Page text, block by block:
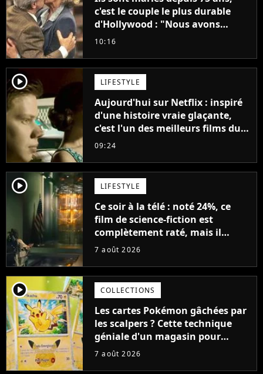
c'est le couple le plus durable
d'Hollywood : "Nous avons
avancé jour après jour, et les
décennies"
10:16
player2 LIFESTYLE
Aujourd'hui sur Netflix : inspiré
d'une histoire vraie glaçante,
c'est l'un des meilleurs films du
21ème siècle
09:24
player2 LIFESTYLE
Ce soir à la télé : noté 24%, ce
film de science-fiction est
complètement raté, mais il
aurait pu être encore pire à
7 août 2026
player2 COLLECTIONS
Les cartes Pokémon gâchées par
les scalpers ? Cette technique
géniale d'un magasin pour
ruiner les revendeurs
7 août 2026